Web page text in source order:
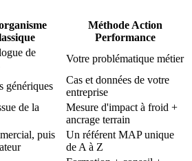
Méthode Action
Performance
de
Votre problématique métier
génériques
Cas et données de votre
entreprise
de la
Mesure d'impact à froid +
ancrage terrain
puis
Un référent MAP unique
de A à Z